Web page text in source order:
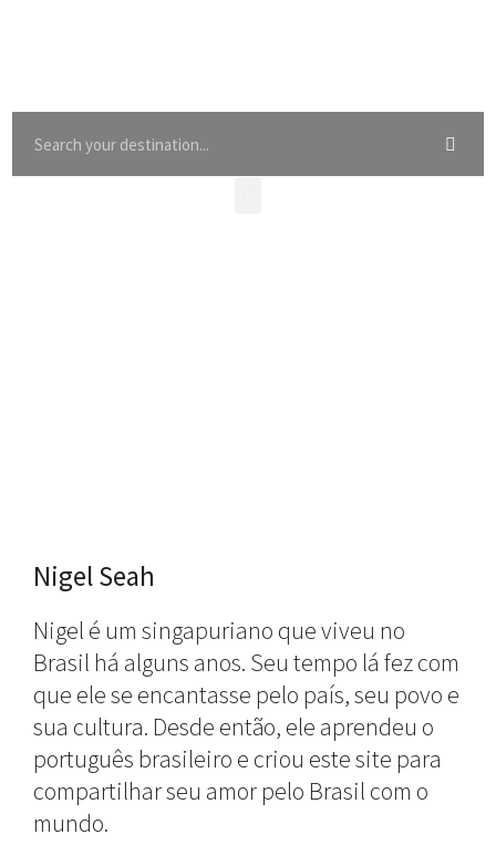
Nigel Seah
Nigel é um singapuriano que viveu no
Brasil há alguns anos. Seu tempo lá fez com
que ele se encantasse pelo país, seu povo e
sua cultura. Desde então, ele aprendeu o
português brasileiro e criou este site para
compartilhar seu amor pelo Brasil com o
mundo.